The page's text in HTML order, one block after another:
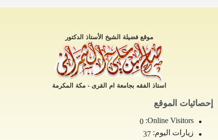
موقع فضيلة الشيخ الأستاذ الدكتور
استاذ الفقه بجامعة ام القرى - مكة المكرمة
إحصائيات الموقع
Online Visitors:
0
زيارات اليوم: 37